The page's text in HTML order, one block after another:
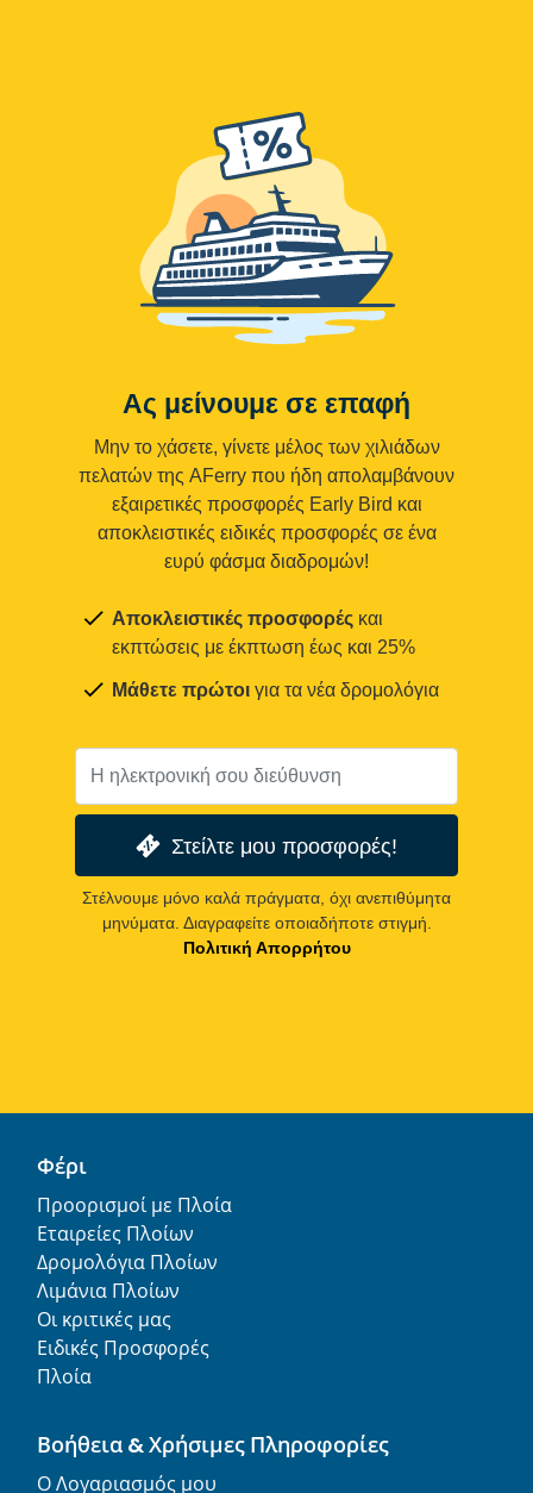
Ας μείνουμε σε επαφή
Μην το χάσετε, γίνετε μέλος των χιλιάδων
πελατών της AFerry που ήδη απολαμβάνουν
εξαιρετικές προσφορές Early Bird και
αποκλειστικές ειδικές προσφορές σε ένα
ευρύ φάσμα διαδρομών!
Αποκλειστικές προσφορές και
εκπτώσεις με έκπτωση έως και 25%
Μάθετε πρώτοι για τα νέα δρομολόγια
Στείλτε μου προσφορές!
Στέλνουμε μόνο καλά πράγματα, όχι ανεπιθύμητα
μηνύματα. Διαγραφείτε οποιαδήποτε στιγμή.
Πολιτική Απορρήτου
Φέρι
Προορισμοί με Πλοία
Εταιρείες Πλοίων
Δρομολόγια Πλοίων
Λιμάνια Πλοίων
Οι κριτικές μας
Ειδικές Προσφορές
Πλοία
Βοήθεια & Χρήσιμες Πληροφορίες
Ο Λογαριασμός μου